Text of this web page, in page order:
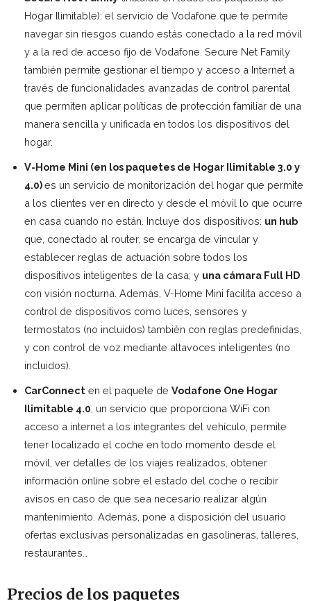
Hogar Ilimitable): el servicio de Vodafone que te permite
navegar sin riesgos cuando estás conectado a la red móvil
y a la red de acceso fijo de Vodafone. Secure Net Family
también permite gestionar el tiempo y acceso a Internet a
través de funcionalidades avanzadas de control parental
que permiten aplicar políticas de protección familiar de una
manera sencilla y unificada en todos los dispositivos del
hogar.
V-Home Mini (en los paquetes de Hogar Ilimitable 3.0 y
4.0)es un servicio de monitorización del hogar que permite
a los clientes ver en directo y desde el móvil lo que ocurre
en casa cuando no están. Incluye dos dispositivos: un hub
que, conectado al router, se encarga de vincular y
establecer reglas de actuación sobre todos los
dispositivos inteligentes de la casa; y una cámara Full HD
con visión nocturna. Además, V-Home Mini facilita acceso a
control de dispositivos como luces, sensores y
termostatos (no incluidos) también con reglas predefinidas,
y con control de voz mediante altavoces inteligentes (no
incluidos).
CarConnect en el paquete de Vodafone One Hogar
Ilimitable 4.0, un servicio que proporciona WiFi con
acceso a internet a los integrantes del vehículo, permite
tener localizado el coche en todo momento desde el
móvil, ver detalles de los viajes realizados, obtener
información online sobre el estado del coche o recibir
avisos en caso de que sea necesario realizar algún
mantenimiento. Además, pone a disposición del usuario
ofertas exclusivas personalizadas en gasolineras, talleres,
restaurantes…
Precios de los paquetes